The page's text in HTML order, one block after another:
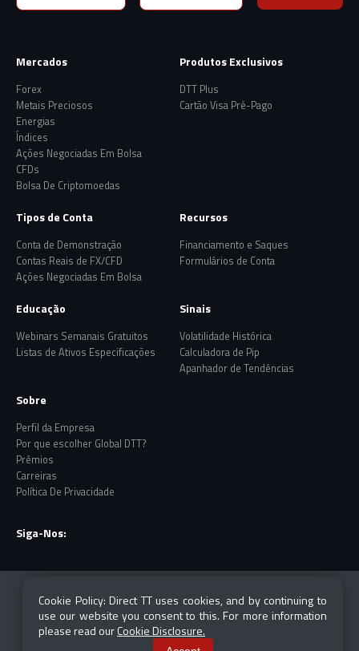
Cookie Policy: Direct TT uses cookies, and by continuing to
use our website you consent to this. For more information
please read ourCookie Disclosure.
Risk Warning: CFDs and Forex are leveraged products
which carry a high degree of risk and are not suited
for everyone. Losses can exceed your investment.
Please ensure you fully understand all the risks
Mercados
Forex
Metais Preciosos
Energias
Índices
Ações Negociadas Em Bolsa
CFDs
Bolsa De Criptomoedas
Produtos Exclusivos
DTT Plus
Cartão Visa Pré-Pago
Tipos de Conta
Conta de Demonstração
Contas Reais de FX/CFD
Ações Negociadas Em Bolsa
Recursos
Financiamento e Saques
Formulários de Conta
Educação
Webinars Semanais Gratuitos
Listas de Ativos Especificações
Sinais
Volatilidade Histórica
Calculadora de Pip
Apanhador de Tendências
Sobre
Perfil da Empresa
Por que escolher Global DTT?
Prêmios
Carreiras
Política De Privacidade
Siga-Nos: